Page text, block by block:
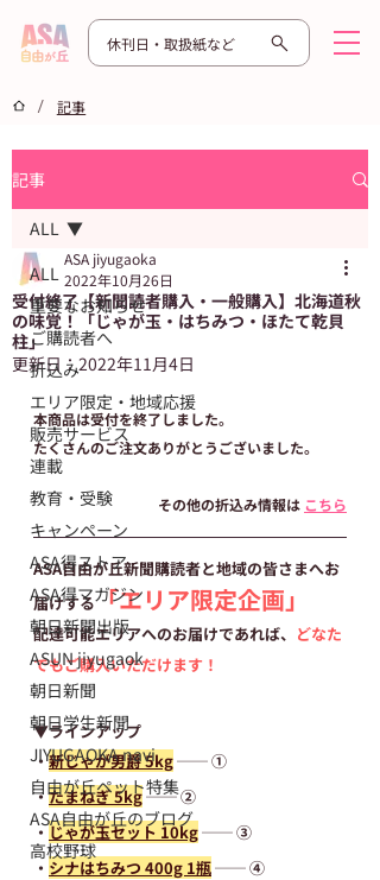
休刊日・取扱紙など
/ 記事
記事
ALL
重要なお知らせ
ご購読者へ
折込み
エリア限定・地域応援
販売サービス
連載
教育・受験
キャンペーン
ASA得ストア
ASA得マガジン
朝日新聞出版
ASUN jiyugaok
朝日新聞
朝日学生新聞
JIYUGAOKA navi
自由が丘ペット特集
ASA自由が丘のブログ
高校野球
ALL
受付終了【新聞読者購入・一般購入】北海道秋
の味覚！「じゃが玉・はちみつ・ほたて乾貝
柱」
ASA jiyugaoka
2022年10月26日
更新日：2022年11月4日
本商品は受付を終了しました。
たくさんのご注文ありがとうございました。
その他の折込み情報は こちら
ASA自由が丘新聞購読者と地域の皆さまへお
届けする「エリア限定企画」
配達可能エリアへのお届けであれば、 どなた
でもご購入いただけます！
▼ラインアップ
・新じゃが男爵 5kg── ①
・たまねぎ 5kg ── ②
・じゃが玉セット 10kg ── ③
・ シナはちみつ 400g 1瓶 ── ④